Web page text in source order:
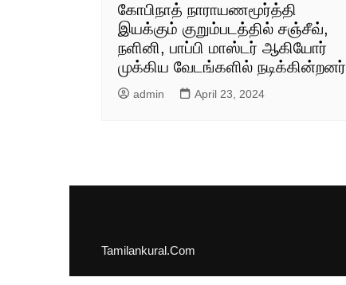
கோபிநாத் நாராயணமூர்த்தி
இயக்கும் குறும்படத்தில் சஞ்சீவ்,
நளினி, பாப்பி மாஸ்டர் ஆகியோர்
முக்கிய வேடங்களில் நடிக்கின்றனர்
admin April 23, 2024
Tamilankural.Com